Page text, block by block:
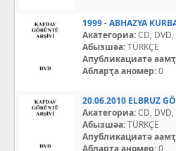
1999 - ABHAZYA
Акатегориа:CD,
Абызшәа:TÜRKÇE
Апубликациатә
Абларҭа аномер:0
20.06.2010 ELBRUZ
Акатегориа:CD,
Абызшәа:TÜRKÇE
Апубликациатә
Абларҭа аномер:0